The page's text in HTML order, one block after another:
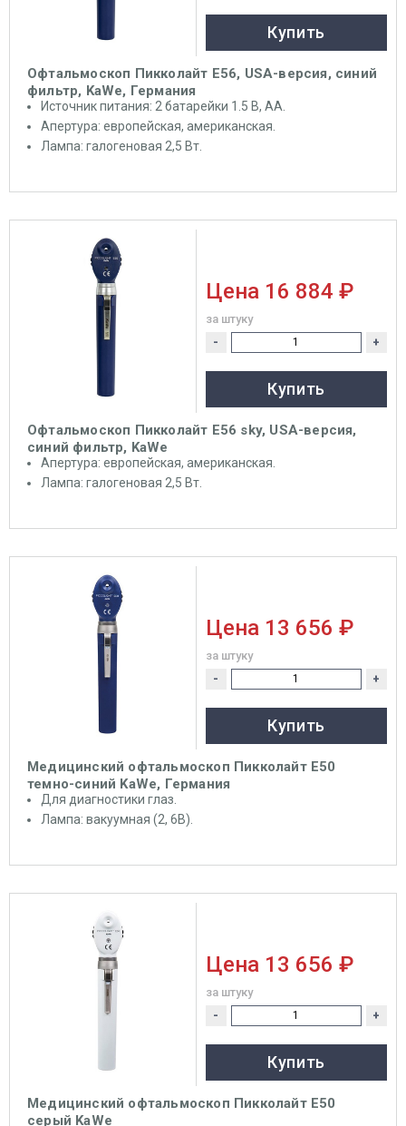
Офтальмоскоп Пикколайт E56, USA-версия, синий
фильтр, KaWe, Германия
Источник питания: 2 батарейки 1.5 В, АА.
Апертура: европейская, американская.
Лампа: галогеновая 2,5 Вт.
Купить
Офтальмоскоп Пикколайт E56 sky, USA-версия,
синий фильтр, KaWe
Апертура: европейская, американская.
Лампа: галогеновая 2,5 Вт.
Цена 16 884 ₽
за штуку
- +
Купить
Медицинский офтальмоскоп Пикколайт Е50
темно-синий KaWe, Германия
Для диагностики глаз.
Лампа: вакуумная (2, 6В).
Цена 13 656 ₽
за штуку
- +
Купить
Медицинский офтальмоскоп Пикколайт Е50
серый KaWe
Цена 13 656 ₽
за штуку
- +
Купить